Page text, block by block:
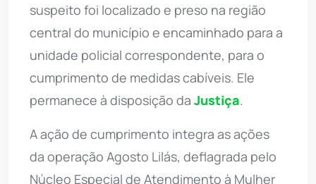
suspeito foi localizado e preso na região
central do município e encaminhado para a
unidade policial correspondente, para o
cumprimento de medidas cabíveis. Ele
permanece à disposição da Justiça.
A ação de cumprimento integra as ações
da operação Agosto Lilás, deflagrada pelo
Núcleo Especial de Atendimento à Mulher